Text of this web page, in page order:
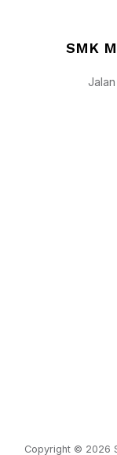
SMK
Copyright © 2026